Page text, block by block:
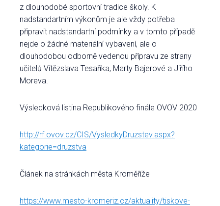
z dlouhodobé sportovní tradice školy. K
nadstandartním výkonům je ale vždy potřeba
připravit nadstandartní podmínky a v tomto případě
nejde o žádné materiální vybavení, ale o
dlouhodobou odborně vedenou přípravu ze strany
učitelů Vítězslava Tesaříka, Marty Bajerové a Jiřího
Moreva.
Výsledková listina Republikového finále OVOV 2020
http://rf.ovov.cz/CIS/VysledkyDruzstev.aspx?
kategorie=druzstva
Článek na stránkách města Kroměříže
https://www.mesto-kromeriz.cz/aktuality/tiskove-